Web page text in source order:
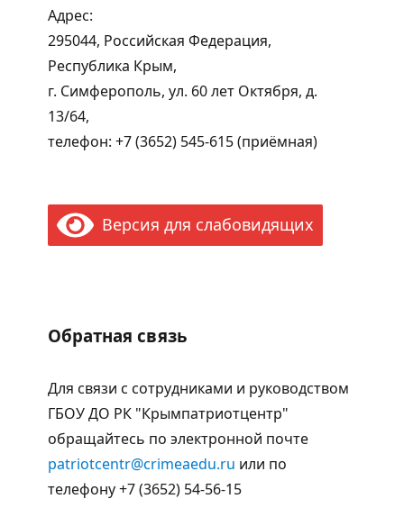
Адрес:
295044, Российская Федерация,
Республика Крым,
г. Симферополь, ул. 60 лет Октября, д.
13/64,
телефон: +7 (3652) 545-615 (приёмная)
Версия для слабовидящих
Обратная связь
Для связи с сотрудниками и руководством
ГБОУ ДО РК "Крымпатриотцентр"
обращайтесь по электронной почте
patriotcentr@crimeaedu.ru или по
телефону +7 (3652) 54-56-15